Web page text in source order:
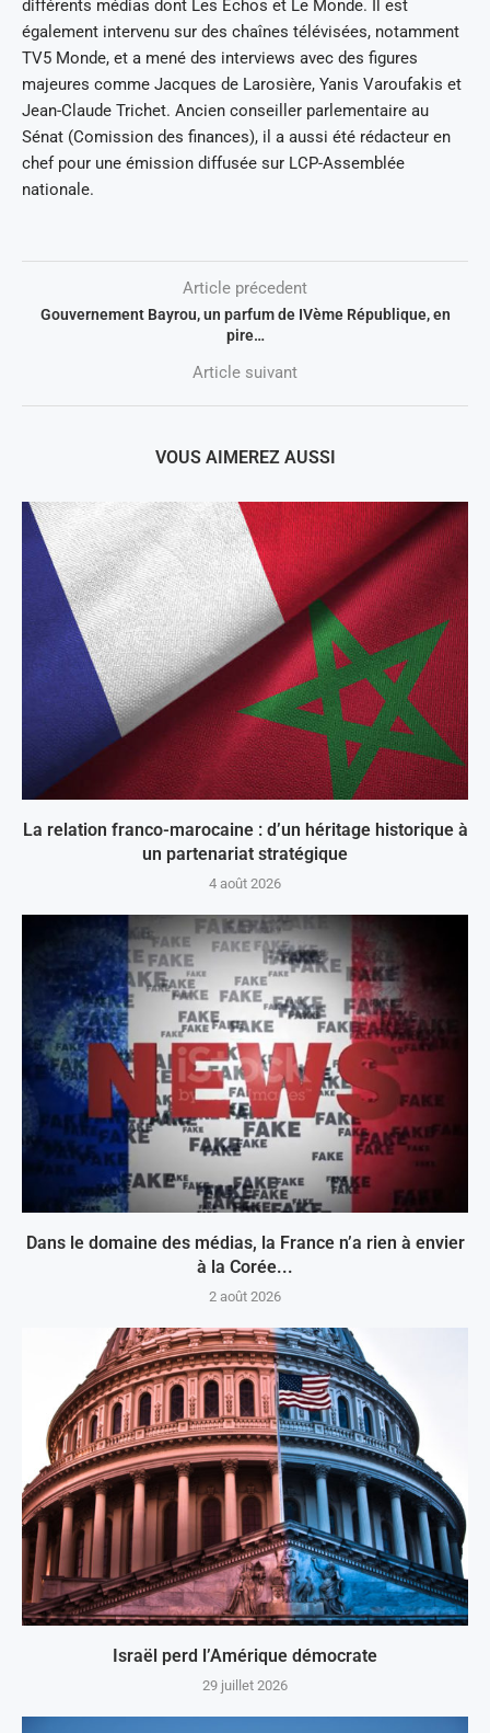
différents médias dont Les Echos et Le Monde. Il est
également intervenu sur des chaînes télévisées, notamment
TV5 Monde, et a mené des interviews avec des figures
majeures comme Jacques de Larosière, Yanis Varoufakis et
Jean-Claude Trichet. Ancien conseiller parlementaire au
Sénat (Comission des finances), il a aussi été rédacteur en
chef pour une émission diffusée sur LCP-Assemblée
nationale.
Article précedent
Gouvernement Bayrou, un parfum de IVème République, en
pire…
Article suivant
VOUS AIMEREZ AUSSI
La relation franco-marocaine : d’un héritage historique à
un partenariat stratégique
4 août 2026
Dans le domaine des médias, la France n’a rien à envier
à la Corée...
2 août 2026
Israël perd l’Amérique démocrate
29 juillet 2026